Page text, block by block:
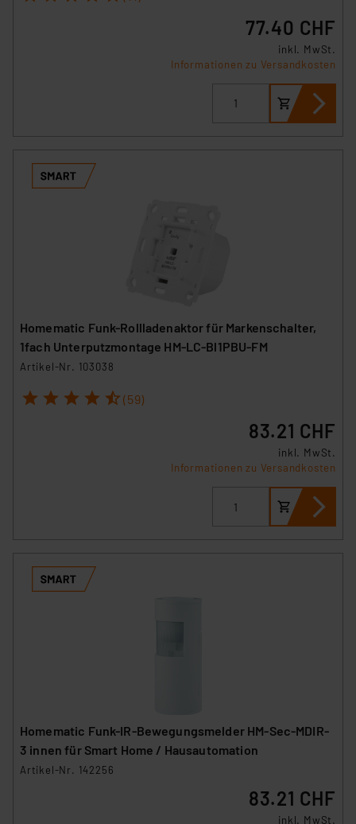
77.40 CHF
inkl. MwSt.
Informationen zu Versandkosten
Homematic Funk-Rollladenaktor für Markenschalter,
1fach Unterputzmontage HM-LC-Bl1PBU-FM
Artikel-Nr. 103038
1 2 3 4 5 (59)
83.21 CHF
inkl. MwSt.
Informationen zu Versandkosten
Homematic Funk-IR-Bewegungsmelder HM-Sec-MDIR-
3 innen für Smart Home / Hausautomation
Artikel-Nr. 142256
83.21 CHF
inkl. MwSt.